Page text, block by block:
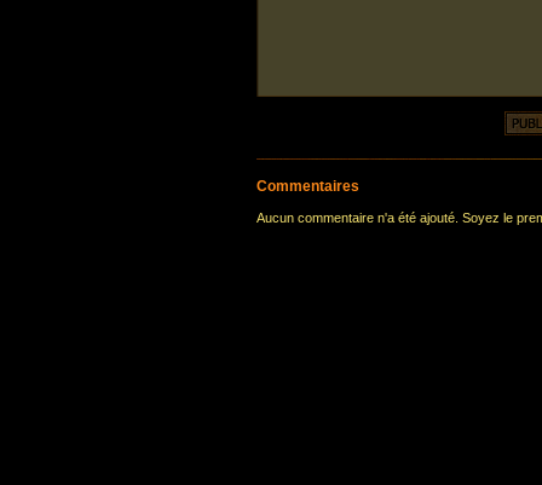
Commentaires
Aucun commentaire n'a été ajouté. Soyez le